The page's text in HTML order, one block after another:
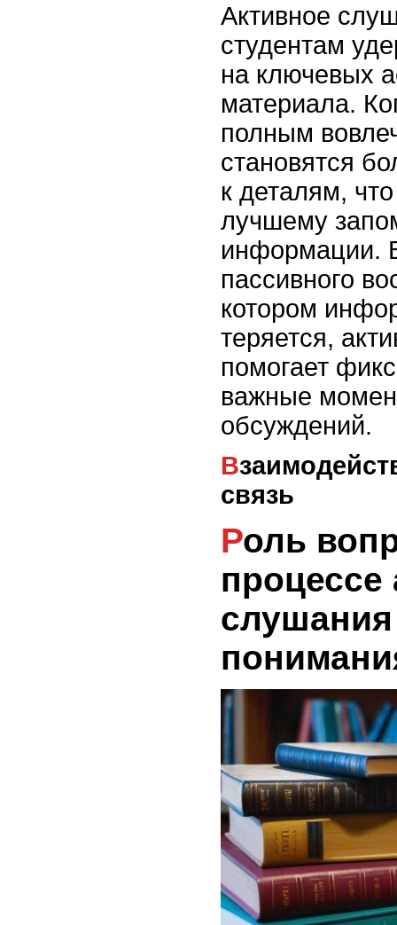
Активное
студентам
на ключевых
материала.
полным
становятся
к деталям,
лучшему
информации.
пассивного
котором
теряется,
помогает
важные
обсуждений.
Взаимодействие и обратная
связь
Роль вопросов в
процессе